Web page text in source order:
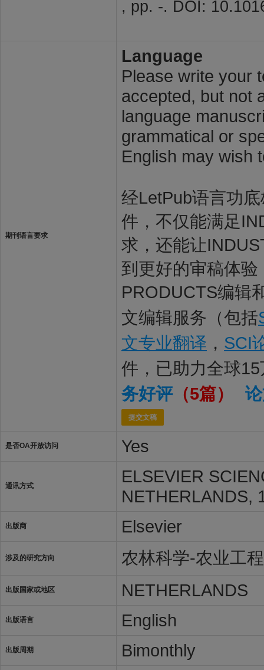
, pp. -. DOI:
期刊语言要求
Language
Please write your
accepted, but not
language
grammatical or
English may wish
经LetPub语言功
件，不仅能满足
求，还能让
到更好的审稿体
PRODUCTS编辑
文编辑服务（包括
文专业翻译 ， SCI
件，已助力全球
务好评（5篇）
提交文稿
是否OA开放访问 Yes
通讯方式
ELSEVIER
NETHERLANDS,
出版商 Elsevier
涉及的研究方向 农林科学-农业工程
出版国家或地区 NETHERLANDS
出版语言 English
出版周期 Bimonthly